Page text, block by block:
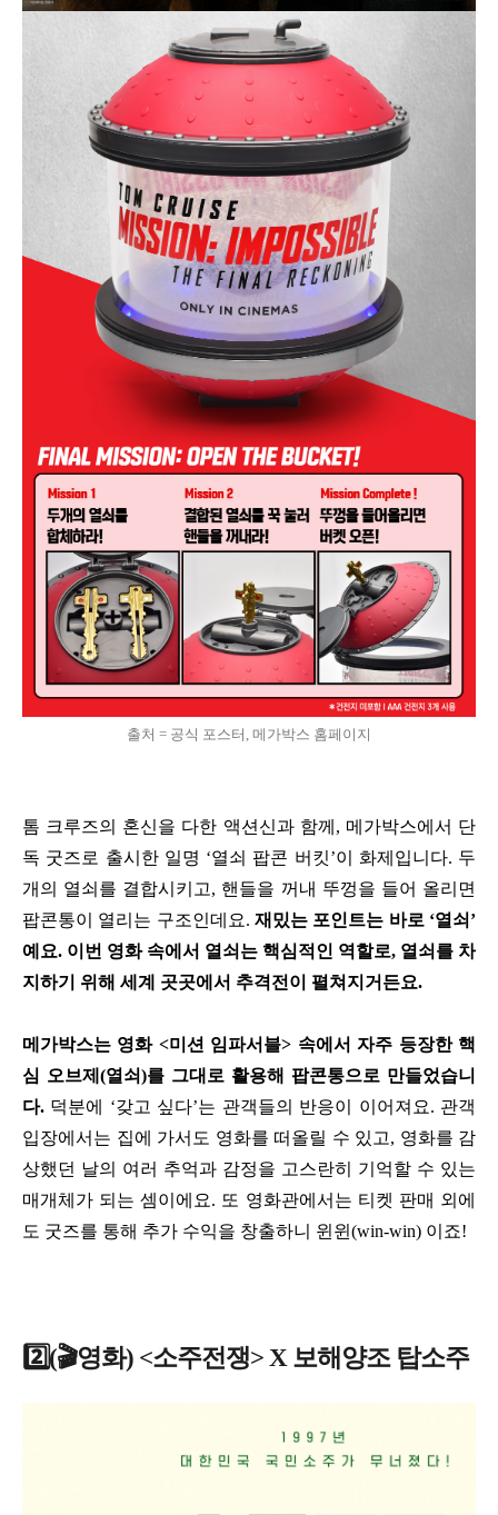
출처 = 공식 포스터, 메가박스 홈페이지
톰 크루즈의 혼신을 다한 액션신과 함께, 메가박스에서 단
독 굿즈로 출시한 일명 ‘열쇠 팝콘 버킷’이 화제입니다. 두
개의 열쇠를 결합시키고, 핸들을 꺼내 뚜껑을 들어 올리면
팝콘통이 열리는 구조인데요. 재밌는 포인트는 바로 ‘열쇠’
예요. 이번 영화 속에서 열쇠는 핵심적인 역할로, 열쇠를 차
지하기 위해 세계 곳곳에서 추격전이 펼쳐지거든요.
메가박스는 영화 <미션 임파서블> 속에서 자주 등장한 핵
심 오브제(열쇠)를 그대로 활용해 팝콘통으로 만들었습니
다. 덕분에 ‘갖고 싶다’는 관객들의 반응이 이어져요. 관객
입장에서는 집에 가서도 영화를 떠올릴 수 있고, 영화를 감
상했던 날의 여러 추억과 감정을 고스란히 기억할 수 있는
매개체가 되는 셈이에요. 또 영화관에서는 티켓 판매 외에
도 굿즈를 통해 추가 수익을 창출하니 윈윈(win-win) 이죠!
2️⃣(🎬영화) <소주전쟁> X 보해양조 탑소주